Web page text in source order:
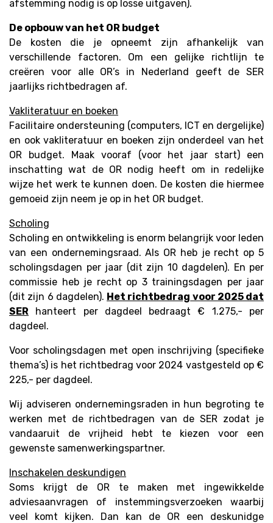
afstemming nodig is op losse uitgaven).
De opbouw van het OR budget
De kosten die je opneemt zijn afhankelijk van
verschillende factoren. Om een gelijke richtlijn te
creëren voor alle OR’s in Nederland geeft de SER
jaarlijks richtbedragen af.
Vakliteratuur en boeken
Facilitaire ondersteuning (computers, ICT en dergelijke)
en ook vakliteratuur en boeken zijn onderdeel van het
OR budget. Maak vooraf (voor het jaar start) een
inschatting wat de OR nodig heeft om in redelijke
wijze het werk te kunnen doen. De kosten die hiermee
gemoeid zijn neem je op in het OR budget.
Scholing
Scholing en ontwikkeling is enorm belangrijk voor leden
van een ondernemingsraad. Als OR heb je recht op 5
scholingsdagen per jaar (dit zijn 10 dagdelen). En per
commissie heb je recht op 3 trainingsdagen per jaar
(dit zijn 6 dagdelen). Het richtbedrag voor 2025 dat
SER hanteert per dagdeel bedraagt € 1.275,- per
dagdeel.
Voor scholingsdagen met open inschrijving (specifieke
thema’s) is het richtbedrag voor 2024 vastgesteld op €
225,- per dagdeel.
Wij adviseren ondernemingsraden in hun begroting te
werken met de richtbedragen van de SER zodat je
vandaaruit de vrijheid hebt te kiezen voor een
gewenste samenwerkingspartner.
Inschakelen deskundigen
Soms krijgt de OR te maken met ingewikkelde
adviesaanvragen of instemmingsverzoeken waarbij
veel komt kijken. Dan kan de OR een deskunidge